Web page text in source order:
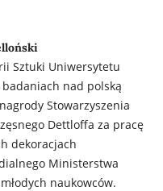
Sztuki Uniwersytetu
nad polską
Stowarzyszenia
Dettloffa za pracę
dekoracjach
Ministerstwa
naukowców.